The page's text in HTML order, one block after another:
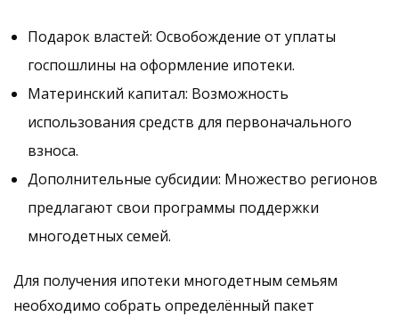
Подарок властей: Освобождение от уплаты
госпошлины на оформление ипотеки.
Материнский капитал: Возможность
использования средств для первоначального
взноса.
Дополнительные субсидии: Множество регионов
предлагают свои программы поддержки
многодетных семей.
Для получения ипотеки многодетным семьям
необходимо собрать определённый пакет